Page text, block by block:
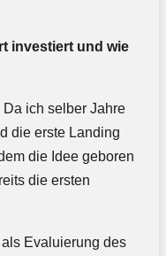
investiert und wie
ich selber Jahre
die erste Landing
die Idee geboren
die ersten
Evaluierung des